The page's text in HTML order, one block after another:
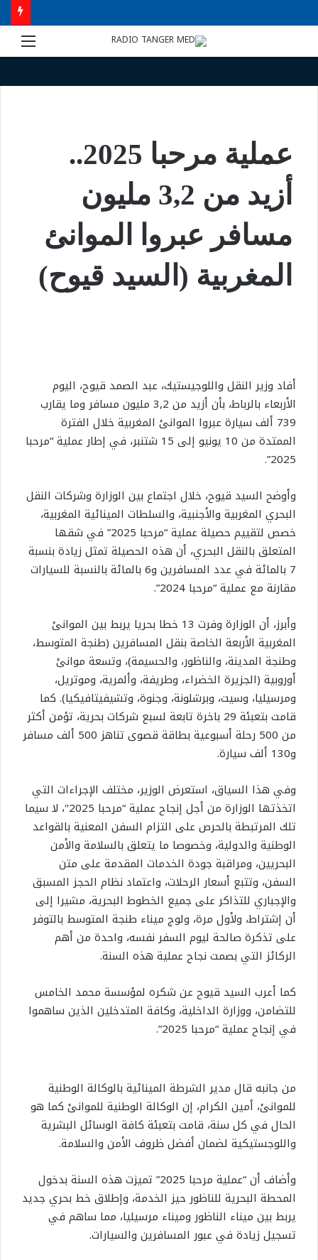
عملية مرحبا 2025..
أزيد من 3,2 مليون
مسافر عبروا الموانئ
المغربية (السيد قيوح)
أفاد وزير النقل واللوجيستيك، عبد الصمد قيوح، اليوم
الأربعاء بالرباط، بأن أزيد من 3,2 مليون مسافر وما يقارب
739 ألف سيارة عبروا الموانئ المغربية خلال الفترة
الممتدة من 10 يونيو إلى 15 شتنبر، في إطار عملية “مرحبا
2025”.
وأوضح السيد قيوح، خلال اجتماع بين الوزارة وشركات النقل
البحري المغربية والأجنبية، والسلطات المينائية المغربية،
خصص لتقييم حصيلة عملية “مرحبا 2025” في شقها
المتعلق بالنقل البحري، أن هذه الحصيلة تمثل زيادة بنسبة
7 بالمائة في عدد المسافرين و6 بالمائة بالنسبة للسيارات
مقارنة مع عملية “مرحبا 2024”.
وأبرز، أن الوزارة وفرت 13 خطا بحريا يربط بين الموانئ
المغربية الأربعة الخاصة بنقل المسافرين (طنجة المتوسط،
وطنجة المدينة، والناظور، والحسيمة)، وتسعة موانئ
أوروبية (الجزيرة الخضراء، وطريفة، وألمرية، وموتريل،
ومرسيليا، وسيت، وبرشلونة، وجنوة، وتشيفيتافيكيا). كما
قامت بتعبئة 29 باخرة تابعة لسبع شركات بحرية، تؤمن أكثر
من 500 رحلة أسبوعية بطاقة قصوى تناهز 500 ألف مسافر
و130 ألف سيارة.
وفي هذا السياق، استعرض الوزير، مختلف الإجراءات التي
اتخذتها الوزارة من أجل إنجاح عملية “مرحبا 2025″، لا سيما
تلك المرتبطة بالحرص على التزام السفن المعنية بالقواعد
الوطنية والدولية، وخصوصا ما يتعلق بالسلامة والأمن
البحريين، ومراقبة جودة الخدمات المقدمة على متن
السفن، وتتبع أسعار الرحلات، واعتماد نظام الحجز المسبق
والإجباري للتذاكر على جميع الخطوط البحرية، مشيرا إلى
أن إشتراط، ولأول مرة، ولوج ميناء طنجة المتوسط بالتوفر
على تذكرة صالحة ليوم السفر نفسه، واحدة من أهم
الركائز التي بصمت نجاح عملية هذه السنة.
كما أعرب السيد قيوح عن شكره لمؤسسة محمد الخامس
للتضامن، ووزارة الداخلية، وكافة المتدخلين الذين ساهموا
في إنجاح عملية “مرحبا 2025”.
من جانبه قال مدير الشرطة المينائية بالوكالة الوطنية
للموانئ، أمين الكرام، إن الوكالة الوطنية للموانئ كما هو
الحال في كل سنة، قامت بتعبئة كافة الوسائل البشرية
واللوجستيكية لضمان أفضل ظروف الأمن والسلامة.
وأضاف أن “عملية مرحبا 2025” تميزت هذه السنة بدخول
المحطة البحرية للناظور حيز الخدمة، وإطلاق خط بحري جديد
يربط بين ميناء الناظور وميناء مرسيليا، مما ساهم في
تسجيل زيادة في عبور المسافرين والسيارات.